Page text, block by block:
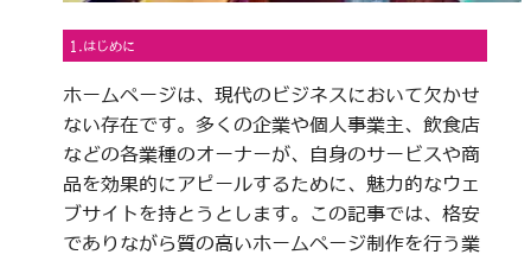
1.はじめに
ホームページは、現代のビジネスにおいて欠かせ
ない存在です。多くの企業や個人事業主、飲食店
などの各業種のオーナーが、自身のサービスや商
品を効果的にアピールするために、魅力的なウェ
ブサイトを持とうとします。この記事では、格安
でありながら質の高いホームページ制作を行う業